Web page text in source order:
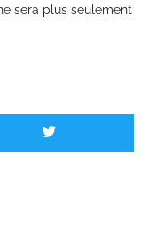
sera plus seulement